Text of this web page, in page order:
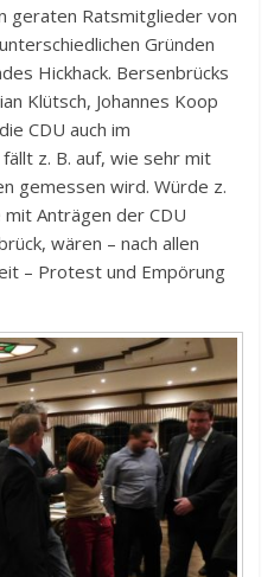
geraten Ratsmitglieder von
Gründen
Hickhack. Bersenbrücks
Klütsch, Johannes Koop
CDU auch im
z. B. auf, wie sehr mit
gemessen wird. Würde z.
Anträgen der CDU
wären – nach allen
– Protest und Empörung